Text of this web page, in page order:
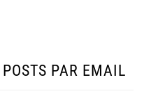
PAR EMAIL